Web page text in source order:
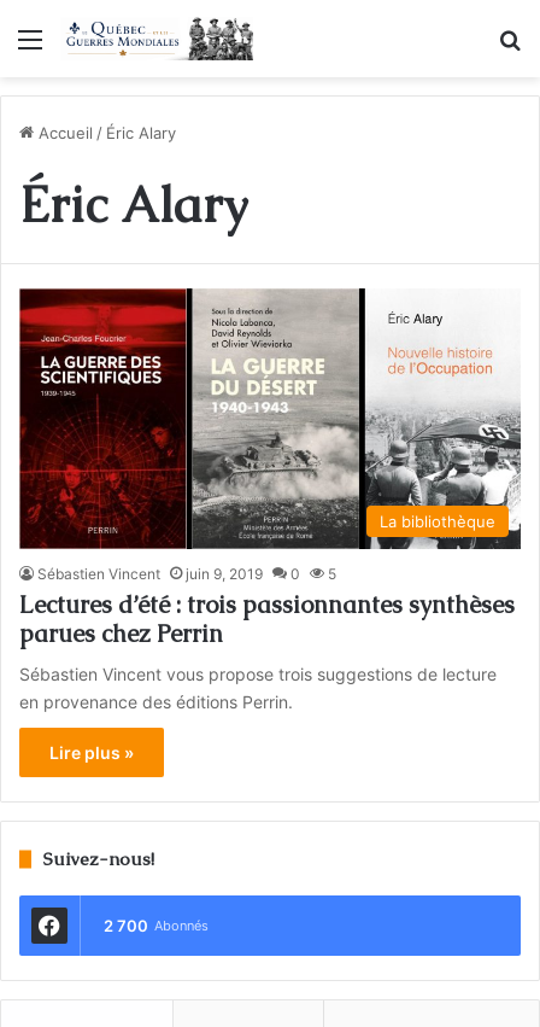
Menu
Accueil / Éric Alary
Éric Alary
La bibliothèque
Sébastien Vincent juin 9, 2019 0 5
Lectures d’été : trois passionnantes synthèses
parues chez Perrin
Sébastien Vincent vous propose trois suggestions de lecture
en provenance des éditions Perrin.
Lire plus »
Suivez-nous!
2 700 Abonnés